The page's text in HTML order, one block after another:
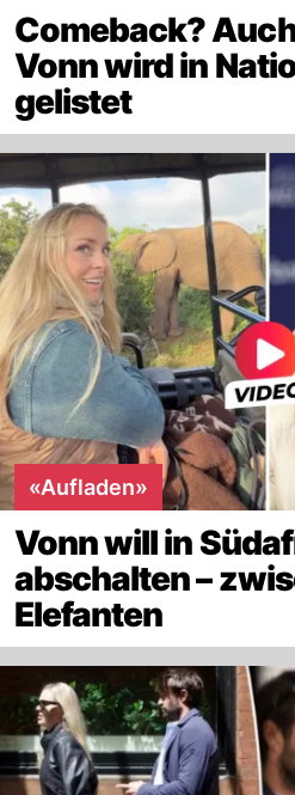
Comeback?
Vonn wird in
gelistet
«Aufladen»
Vonn will in
abschalten –
Elefanten